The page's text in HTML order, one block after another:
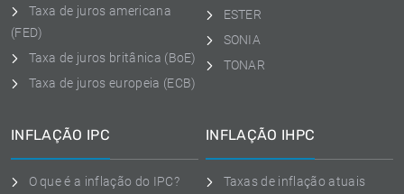
Taxa de juros americana
(FED)
Taxa de juros britânica (BoE)
Taxa de juros europeia (ECB)
ESTER
SONIA
TONAR
INFLAÇÃO IPC
O que é a inflação do IPC?
INFLAÇÃO IHPC
Taxas de inflação atuais